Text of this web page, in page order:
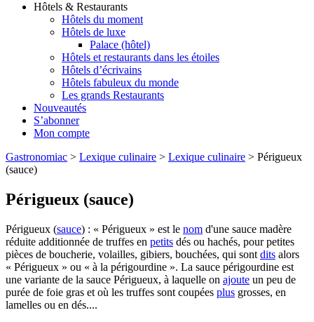
Hôtels & Restaurants
Hôtels du moment
Hôtels de luxe
Palace (hôtel)
Hôtels et restaurants dans les étoiles
Hôtels d’écrivains
Hôtels fabuleux du monde
Les grands Restaurants
Nouveautés
S’abonner
Mon compte
Gastronomiac > Lexique culinaire > Lexique culinaire > Périgueux
(sauce)
Périgueux (sauce)
Périgueux (sauce) : « Périgueux » est le nom d'une sauce madère
réduite additionnée de truffes en petits dés ou hachés, pour petites
pièces de boucherie, volailles, gibiers, bouchées, qui sont dits alors
« Périgueux » ou « à la périgourdine ». La sauce périgourdine est
une variante de la sauce Périgueux, à laquelle on ajoute un peu de
purée de foie gras et où les truffes sont coupées plus grosses, en
lamelles ou en dés....